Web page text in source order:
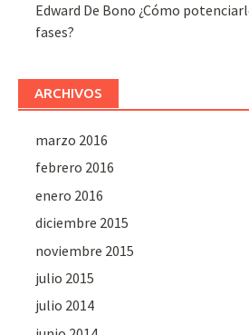
Edward De Bono ¿Cómo
fases?
ARCHIVOS
marzo 2016
febrero 2016
enero 2016
diciembre 2015
noviembre 2015
julio 2015
julio 2014